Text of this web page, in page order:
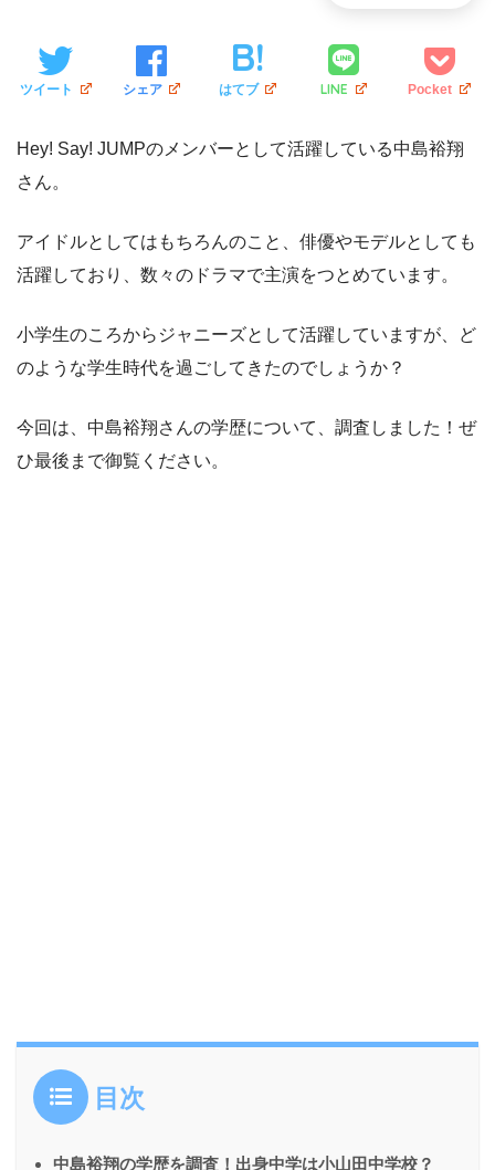
ツイート シェア はてブ LINE Pocket
Hey! Say! JUMPのメンバーとして活躍している中島裕翔
さん。
アイドルとしてはもちろんのこと、俳優やモデルとしても
活躍しており、数々のドラマで主演をつとめています。
小学生のころからジャニーズとして活躍していますが、ど
のような学生時代を過ごしてきたのでしょうか？
今回は、中島裕翔さんの学歴について、調査しました！ぜ
ひ最後まで御覧ください。
目次
中島裕翔の学歴を調査！出身中学は小山田中学校？